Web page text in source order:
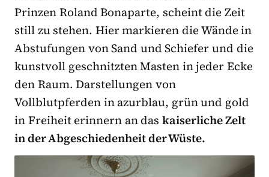
Prinzen Roland Bonaparte, scheint die Zeit
still zu stehen. Hier markieren die Wände in
Abstufungen von Sand und Schiefer und die
kunstvoll geschnitzten Masten in jeder Ecke
den Raum. Darstellungen von
Vollblutpferden in azurblau, grün und gold
in Freiheit erinnern an daskaiserliche Zelt
in der Abgeschiedenheit der Wüste.